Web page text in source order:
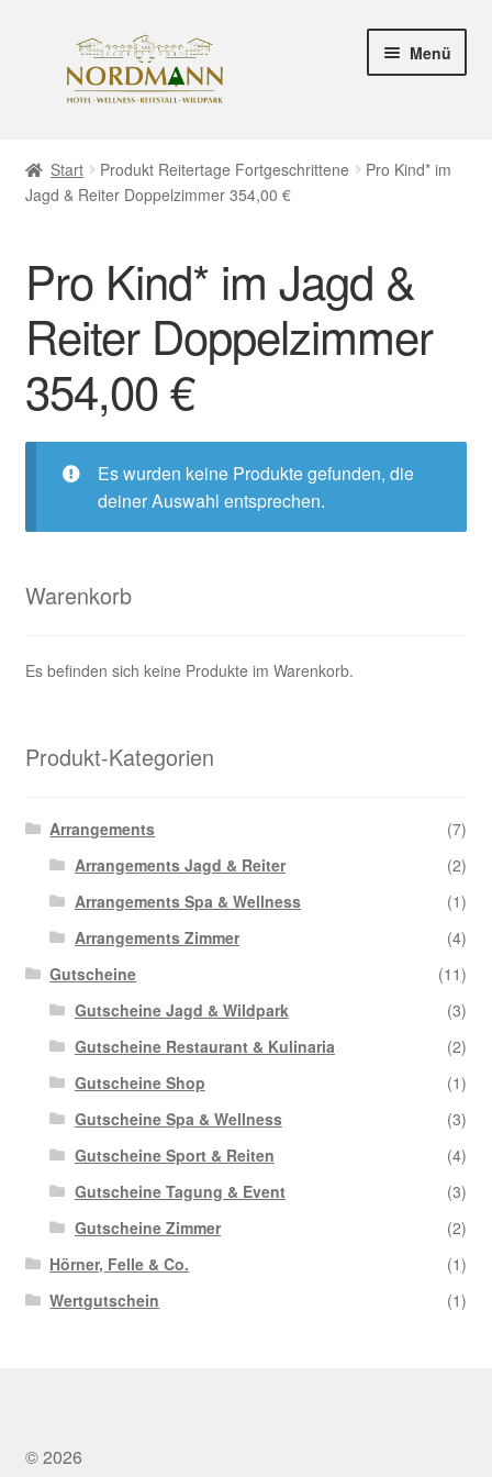
Navigation
springen
springen
Menü
SHOP SEITE
Mein Konto
öffnen
Hinweis zur Barrierefreiheit gemäß BFSG
Start Produkt Reitertage Fortgeschrittene
Pro Kind* im
Jagd & Reiter Doppelzimmer 354,00 €
Pro Kind* im Jagd &
Reiter Doppelzimmer
354,00 €
Es wurden keine Produkte gefunden, die
deiner Auswahl entsprechen.
Warenkorb
Es befinden sich keine Produkte im Warenkorb.
Produkt-Kategorien
Arrangements
(7)
Arrangements Jagd & Reiter
(2)
Arrangements Spa & Wellness
(1)
Arrangements Zimmer
(4)
Gutscheine
(11)
Gutscheine Jagd & Wildpark
(3)
Gutscheine Restaurant & Kulinaria
(2)
Gutscheine Shop
(1)
Gutscheine Spa & Wellness
(3)
Gutscheine Sport & Reiten
(4)
Gutscheine Tagung & Event
(3)
Gutscheine Zimmer
(2)
Hörner, Felle & Co.
(1)
Wertgutschein
(1)
© 2026